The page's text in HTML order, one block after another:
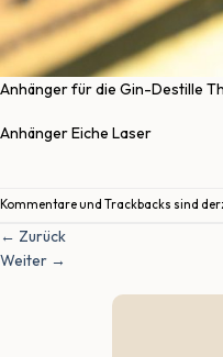
Anhänger für die Gin-Destille
Anhänger Eiche Laser
Kommentare und Trackbacks sind
← Zurück
Weiter →